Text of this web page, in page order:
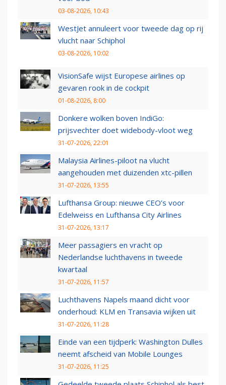
03-08-2026, 10:43
WestJet annuleert voor tweede dag op rij
vlucht naar Schiphol
03-08-2026, 10:02
VisionSafe wijst Europese airlines op
gevaren rook in de cockpit
01-08-2026, 8:00
Donkere wolken boven IndiGo:
prijsvechter doet widebody-vloot weg
31-07-2026, 22:01
Malaysia Airlines-piloot na vlucht
aangehouden met duizenden xtc-pillen
31-07-2026, 13:55
Lufthansa Group: nieuwe CEO’s voor
Edelweiss en Lufthansa City Airlines
31-07-2026, 13:17
Meer passagiers en vracht op
Nederlandse luchthavens in tweede
kwartaal
31-07-2026, 11:57
Luchthavens Napels maand dicht voor
onderhoud: KLM en Transavia wijken uit
31-07-2026, 11:28
Einde van een tijdperk: Washington Dulles
neemt afscheid van Mobile Lounges
31-07-2026, 11:25